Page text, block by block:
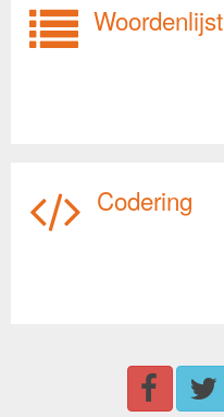
Woordenlijst
Codering